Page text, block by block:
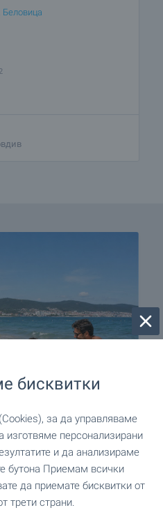
Беловица
2
на морето
сега 👇
имот край морето в
морски курорт! При нас
бисквитки
за да управляваме
изготвяме персонализирани
и да анализираме
бутона Приемам всички
да приемате бисквитки от
трети страни.